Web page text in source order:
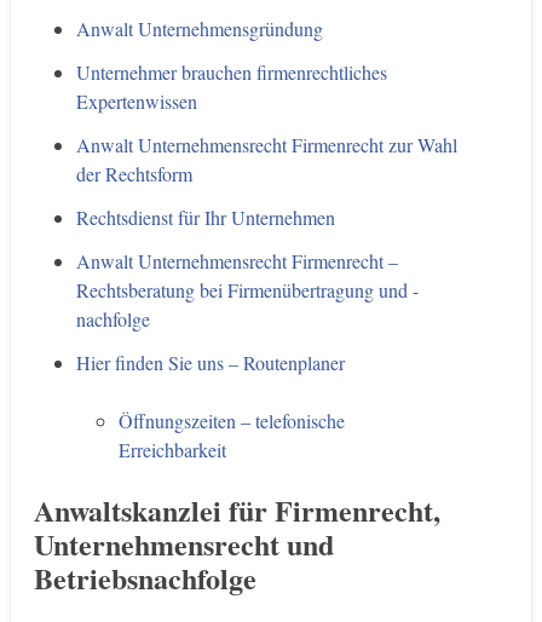
Anwalt Unternehmensgründung
Unternehmer brauchen firmenrechtliches
Expertenwissen
Anwalt Unternehmensrecht Firmenrecht zur Wahl
der Rechtsform
Rechtsdienst für Ihr Unternehmen
Anwalt Unternehmensrecht Firmenrecht –
Rechtsberatung bei Firmenübertragung und -
nachfolge
Hier finden Sie uns – Routenplaner
Öffnungszeiten – telefonische
Erreichbarkeit
Anwaltskanzlei für Firmenrecht,
Unternehmensrecht und
Betriebsnachfolge